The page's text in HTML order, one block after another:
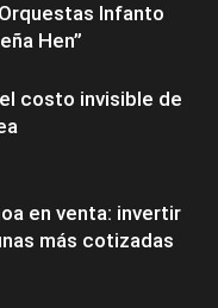
Infanto
Hen”
costo invisible de
en venta: invertir
más cotizadas